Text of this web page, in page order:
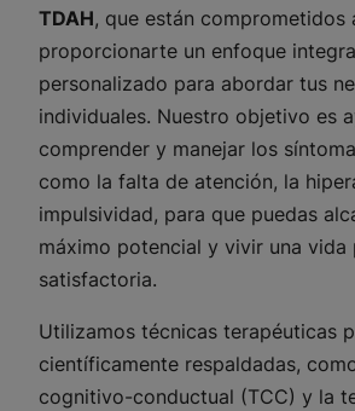
TDAH, que están comprometidos
proporcionarte un enfoque
personalizado para abordar tus
individuales. Nuestro objetivo es
comprender y manejar los
como la falta de atención, la
impulsividad, para que puedas
máximo potencial y vivir una vida
satisfactoria.
Utilizamos técnicas terapéuticas
científicamente respaldadas,
cognitivo-conductual (TCC) y la